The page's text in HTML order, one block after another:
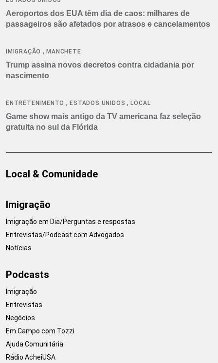
Aeroportos dos EUA têm dia de caos: milhares de
passageiros são afetados por atrasos e cancelamentos
IMIGRAÇÃO ,MANCHETE
Trump assina novos decretos contra cidadania por
nascimento
ENTRETENIMENTO ,ESTADOS UNIDOS ,LOCAL
Game show mais antigo da TV americana faz seleção
gratuita no sul da Flórida
Local & Comunidade
Imigração
Imigração em Dia/Perguntas e respostas
Entrevistas/Podcast com Advogados
Notícias
Podcasts
Imigração
Entrevistas
Negócios
Em Campo com Tozzi
Ajuda Comunitária
Rádio AcheiUSA